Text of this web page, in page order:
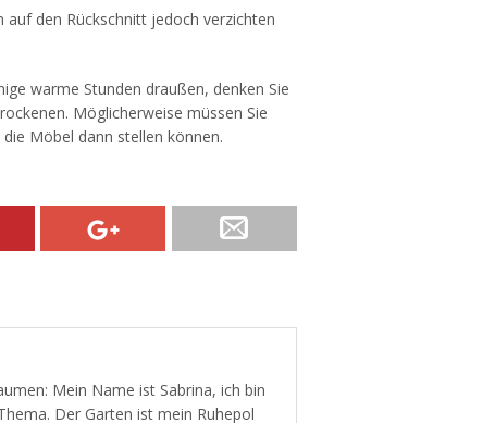
den Rückschnitt jedoch verzichten
warme Stunden draußen, denken Sie
Möglicherweise müssen Sie
Möbel dann stellen können.
Mein Name ist Sabrina, ich bin
Der Garten ist mein Ruhepol